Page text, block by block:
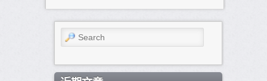
Search